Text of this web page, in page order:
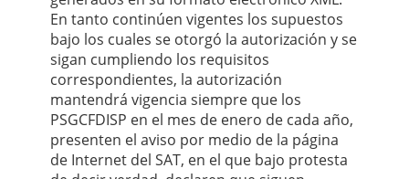
En tanto continúen vigentes los supuestos
bajo los cuales se otorgó la autorización y se
sigan cumpliendo los requisitos
correspondientes, la autorización
mantendrá vigencia siempre que los
PSGCFDISP en el mes de enero de cada año,
presenten el aviso por medio de la página
de Internet del SAT, en el que bajo protesta